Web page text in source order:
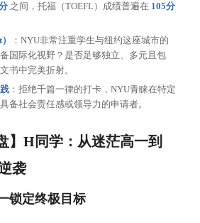
之间，托福（TOEFL）成绩普遍在 105分
：NYU非常注重学生与纽约这座城市的
国际化视野？是否足够独立、多元且包
书中完美折射。
：拒绝千篇一律的打卡，NYU青睐在特定
备社会责任感或领导力的申请者。
】H同学：从迷茫高一到
袭
锁定终极目标